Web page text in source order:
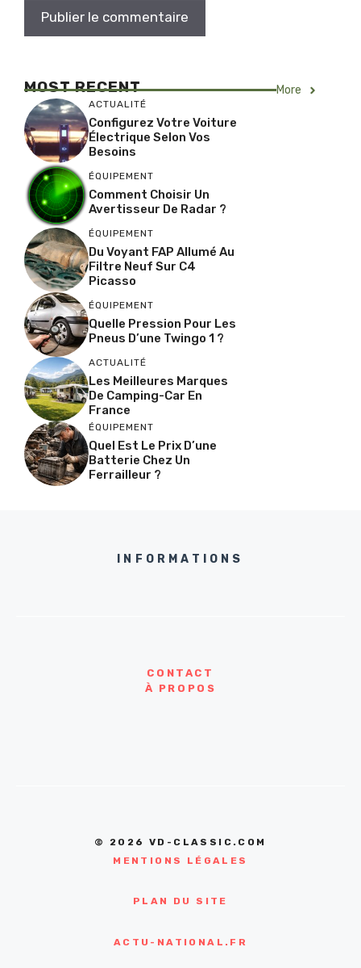
MOST RECENT More
ACTUALITÉ
Configurez Votre Voiture
Électrique Selon Vos
Besoins
ÉQUIPEMENT
Comment Choisir Un
Avertisseur De Radar ?
ÉQUIPEMENT
Du Voyant FAP Allumé Au
Filtre Neuf Sur C4
Picasso
ÉQUIPEMENT
Quelle Pression Pour Les
Pneus D’une Twingo 1 ?
ACTUALITÉ
Les Meilleures Marques
De Camping-Car En
France
ÉQUIPEMENT
Quel Est Le Prix D’une
Batterie Chez Un
Ferrailleur ?
INFORMATIONS
CONTACT
À PROPOS
© 2026 VD-CLASSIC.COM
MENTIONS LÉGALES
PLAN DU SITE
ACTU-NATIONAL.FR